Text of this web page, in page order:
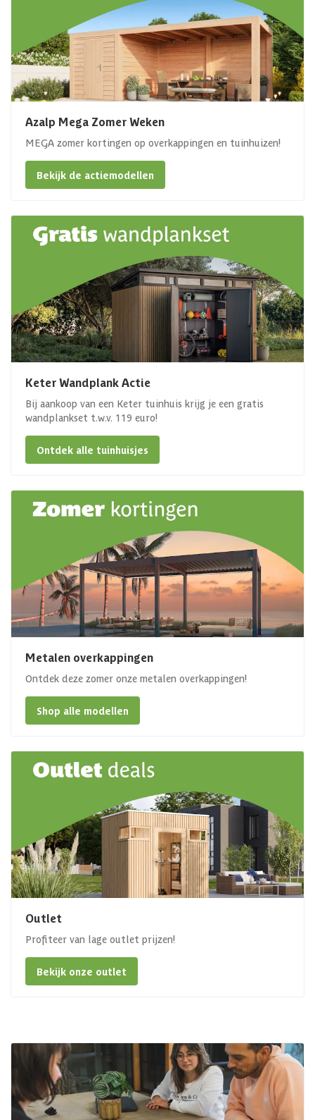
Azalp Mega Zomer Weken
MEGA zomer kortingen op overkappingen en tuinhuizen!
Bekijk de actiemodellen
Keter Wandplank Actie
Bij aankoop van een Keter tuinhuis krijg je een gratis
wandplankset t.w.v. 119 euro!
Ontdek alle tuinhuisjes
Metalen overkappingen
Ontdek deze zomer onze metalen overkappingen!
Shop alle modellen
Outlet
Profiteer van lage outlet prijzen!
Bekijk onze outlet